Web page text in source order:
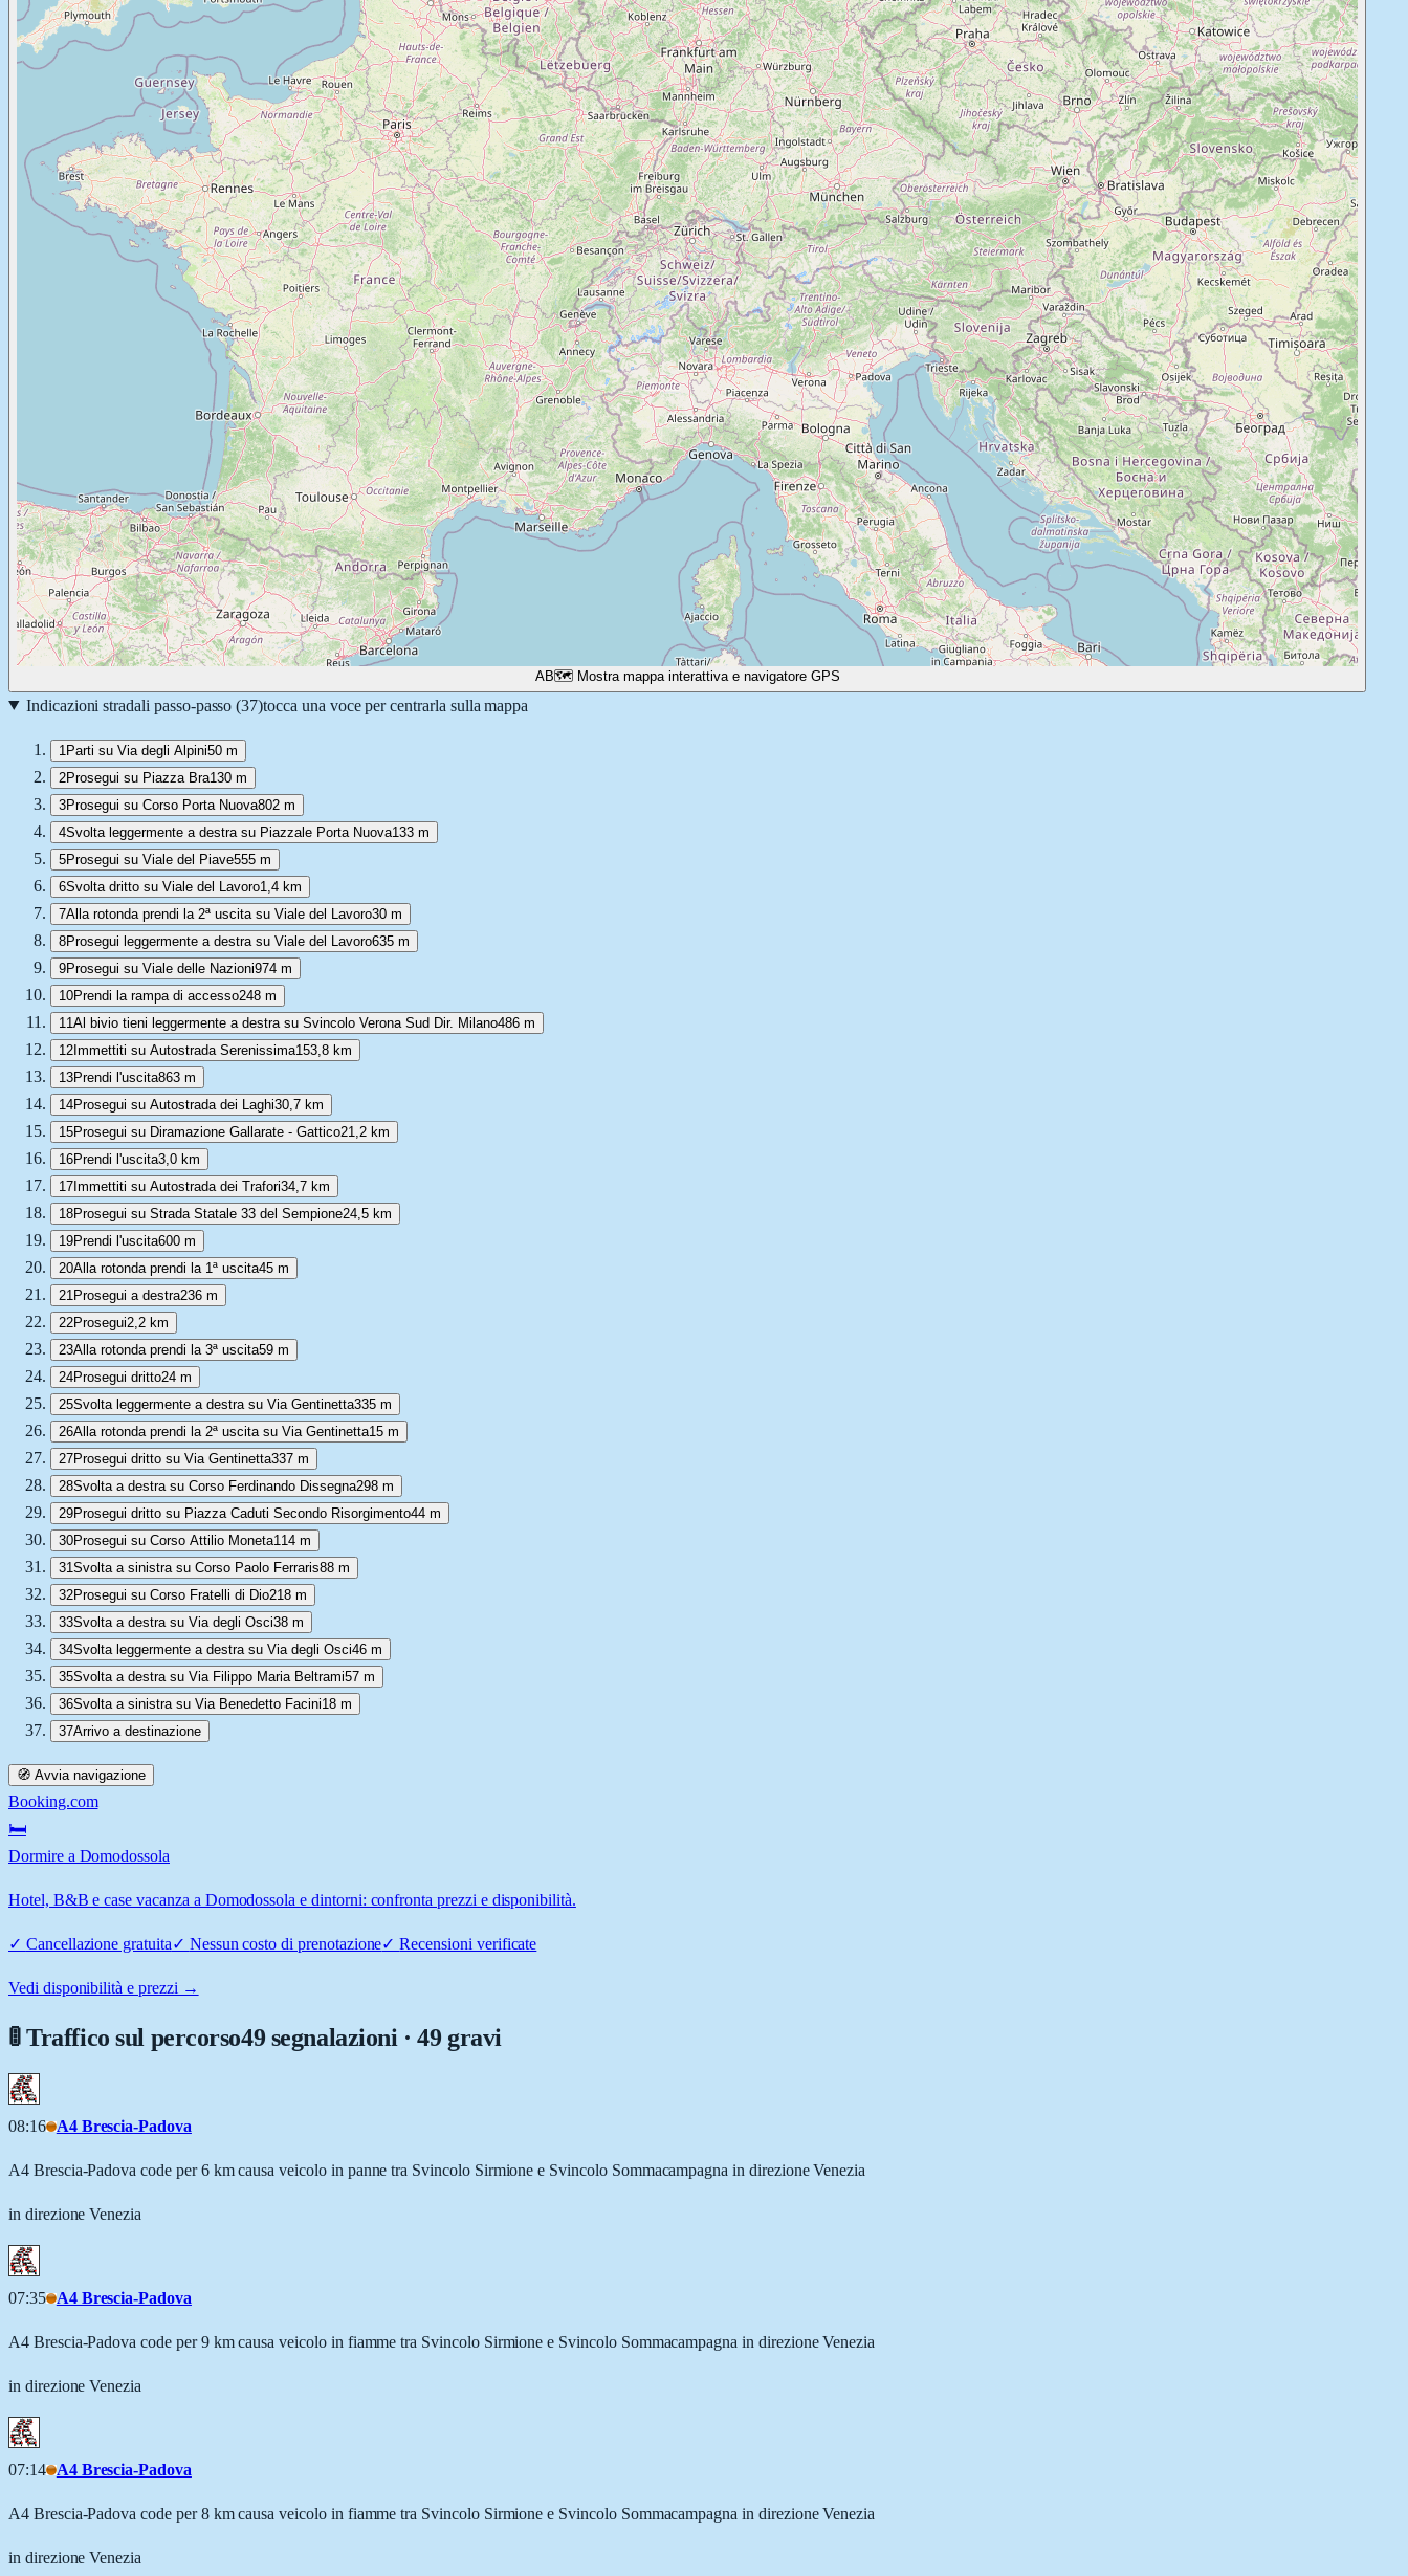
AB🗺️ Mostra mappa interattiva e navigatore GPS
Indicazioni stradali passo-passo (37)tocca una voce per centrarla sulla mappa
1 Parti su Via degli Alpini50 m
2Prosegui su Piazza Bra130 m
3Prosegui su Corso Porta Nuova802 m
4Svolta leggermente a destra su Piazzale Porta Nuova133 m
5Prosegui su Viale del Piave555 m
6Svolta dritto su Viale del Lavoro1,4 km
7Alla rotonda prendi la 2ª uscita su Viale del Lavoro30 m
8Prosegui leggermente a destra su Viale del Lavoro635 m
9Prosegui su Viale delle Nazioni974 m
10Prendi la rampa di accesso248 m
11Al bivio tieni leggermente a destra su Svincolo Verona Sud Dir. Milano486 m
12Immettiti su Autostrada Serenissima153,8 km
13Prendi l'uscita863 m
14Prosegui su Autostrada dei Laghi30,7 km
15Prosegui su Diramazione Gallarate - Gattico21,2 km
16Prendi l'uscita3,0 km
17Immettiti su Autostrada dei Trafori34,7 km
18Prosegui su Strada Statale 33 del Sempione24,5 km
19Prendi l'uscita600 m
20Alla rotonda prendi la 1ª uscita45 m
21 Prosegui a destra236 m
22Prosegui2,2 km
23Alla rotonda prendi la 3ª uscita59 m
24Prosegui dritto24 m
25Svolta leggermente a destra su Via Gentinetta335 m
26Alla rotonda prendi la 2ª uscita su Via Gentinetta15 m
27Prosegui dritto su Via Gentinetta337 m
28Svolta a destra su Corso Ferdinando Dissegna298 m
29Prosegui dritto su Piazza Caduti Secondo Risorgimento44 m
30Prosegui su Corso Attilio Moneta114 m
31Svolta a sinistra su Corso Paolo Ferraris88 m
32Prosegui su Corso Fratelli di Dio218 m
33Svolta a destra su Via degli Osci38 m
34Svolta leggermente a destra su Via degli Osci46 m
35Svolta a destra su Via Filippo Maria Beltrami57 m
36Svolta a sinistra su Via Benedetto Facini18 m
37Arrivo a destinazione
🧭 Avvia navigazione
Booking.com
🛏️
Dormire a Domodossola
Hotel, B&B e case vacanza a Domodossola e dintorni: confronta prezzi e disponibilità.
✓ Cancellazione gratuita✓ Nessun costo di prenotazione✓Recensioni verificate
Vedi disponibilità e prezzi →
🚦 Traffico sul percorso49 segnalazioni · 49 gravi
08:16 A4 Brescia-Padova
A4 Brescia-Padova code per 6 km causa veicolo in panne tra Svincolo Sirmione e Svincolo Sommacampagna in direzione Venezia
in direzione Venezia
07:35 A4 Brescia-Padova
A4 Brescia-Padova code per 9 km causa veicolo in fiamme tra Svincolo Sirmione e Svincolo Sommacampagna in direzione Venezia
in direzione Venezia
07:14 A4 Brescia-Padova
A4 Brescia-Padova code per 8 km causa veicolo in fiamme tra Svincolo Sirmione e Svincolo Sommacampagna in direzione Venezia
in direzione Venezia